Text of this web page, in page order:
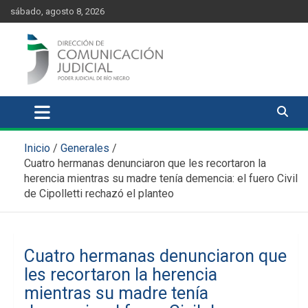
content
Skip
to
content
sábado, agosto 8, 2026
Comunicación Judicial
Inicio
Generales
Cuatro hermanas denunciaron que les recortaron la
herencia mientras su madre tenía demencia: el fuero Civil
de Cipolletti rechazó el planteo
Cuatro hermanas denunciaron que
les recortaron la herencia
mientras su madre tenía